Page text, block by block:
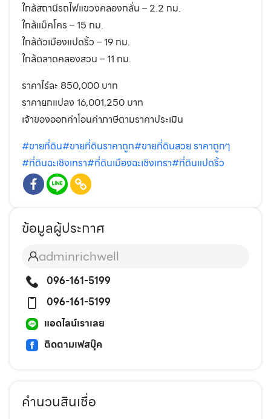
ใกล้สถานีรถไฟแขวงคลองกลั่น – 2.2 กม.
ใกล้แม็คโคร – 15 กม.
ใกล้ตัวเมืองแปดริ้ว – 19 กม.
ใกล้ตลาดคลองสวน – 11 กม.
ราคาไร่ละ 850,000 บาท
ราคายกแปลง 16,001,250 บาท
เจ้าของออกค่าโอนค่าภาษีตามราคาประเมิน
#ขายที่ดิน#ขายที่ดินราคาถูก#ขายที่ดินสวย ราคาถูกๆ
#ที่ดินฉะเชิงเทรา#ที่ดินเมืองฉะเชิงเทรา#ที่ดินแปดริ้ว
ข้อมูลผู้ประกาศ
adminrichwell
096-161-5199
096-161-5199
แอดไลน์เราเลย
ติดตามเฟสบุ๊ค
คำนวนสินเชื่อ